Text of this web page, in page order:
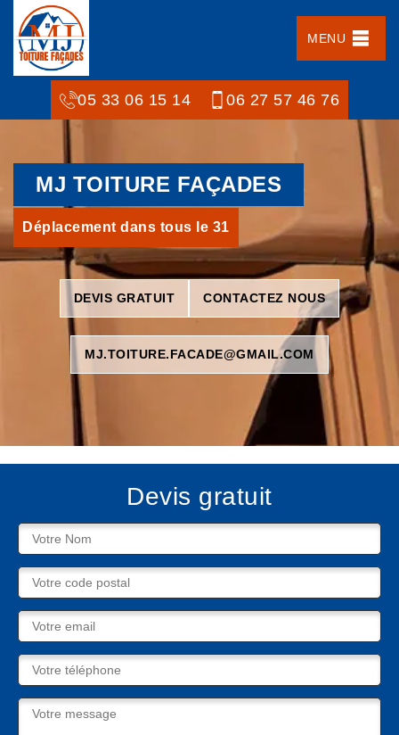
MENU
05 33 06 15 14 06 27 57 46 76
MJ TOITURE FAÇADES
Déplacement dans tous le 31
DEVIS GRATUIT CONTACTEZ NOUS
MJ.TOITURE.FACADE@GMAIL.COM
Devis gratuit